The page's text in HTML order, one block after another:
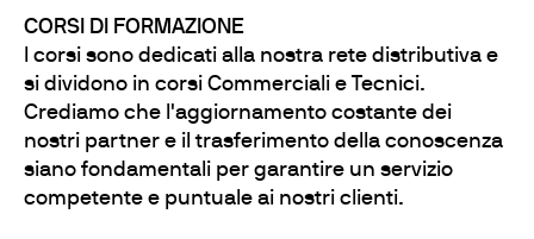
CORSI DI FORMAZIONE
I corsi sono dedicati alla nostra rete distributiva e
si dividono in corsi Commerciali e Tecnici.
Crediamo che l'aggiornamento costante dei
nostri partner e il trasferimento della conoscenza
siano fondamentali per garantire un servizio
competente e puntuale ai nostri clienti.